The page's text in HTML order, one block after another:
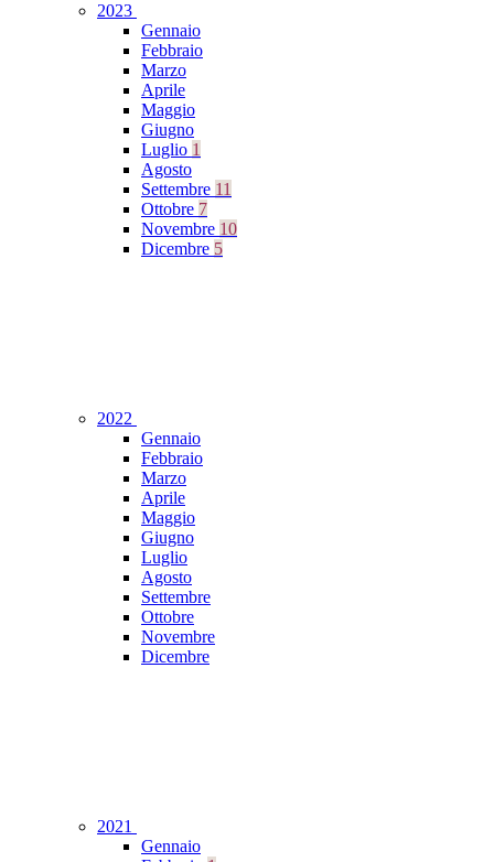
2023
Gennaio
Febbraio
Marzo
Aprile
Maggio
Giugno
Luglio 1
Agosto
Settembre 11
Ottobre 7
Novembre 10
Dicembre 5
2022
Gennaio
Febbraio
Marzo
Aprile
Maggio
Giugno
Luglio
Agosto
Settembre
Ottobre
Novembre
Dicembre
2021
Gennaio